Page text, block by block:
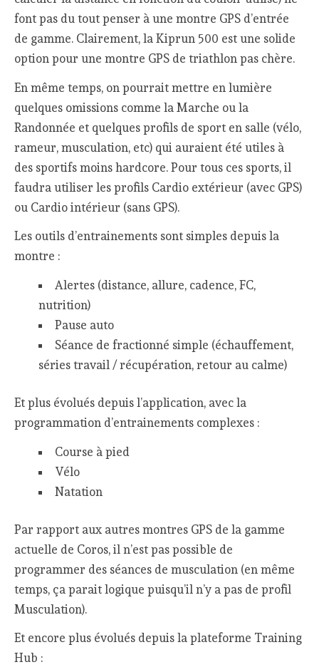
font pas du tout penser à une montre GPS d’entrée
de gamme. Clairement, la Kiprun 500 est une solide
option pour une montre GPS de triathlon pas chère.
En même temps, on pourrait mettre en lumière
quelques omissions comme la Marche ou la
Randonnée et quelques profils de sport en salle (vélo,
rameur, musculation, etc) qui auraient été utiles à
des sportifs moins hardcore. Pour tous ces sports, il
faudra utiliser les profils Cardio extérieur (avec GPS)
ou Cardio intérieur (sans GPS).
Les outils d’entrainements sont simples depuis la
montre :
Alertes (distance, allure, cadence, FC,
nutrition)
Pause auto
Séance de fractionné simple (échauffement,
séries travail / récupération, retour au calme)
Et plus évolués depuis l’application, avec la
programmation d’entrainements complexes :
Course à pied
Vélo
Natation
Par rapport aux autres montres GPS de la gamme
actuelle de Coros, il n’est pas possible de
programmer des séances de musculation (en même
temps, ça parait logique puisqu’il n’y a pas de profil
Musculation).
Et encore plus évolués depuis la plateforme Training
Hub :